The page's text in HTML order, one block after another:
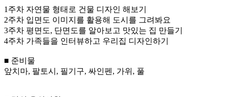
1주차 자연물 형태로 건물 디자인 해보기
2주차 입면도 이미지를 활용해 도시를 그려봐요
3주차 평면도, 단면도를 알아보고 맛있는 집 만들기
4주차 가족들을 인터뷰하고 우리집 디자인하기
■ 준비물
앞치마, 팔토시, 필기구, 싸인펜, 가위, 풀